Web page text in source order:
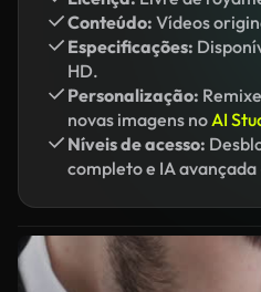
Conteúdo: Vídeos
Especificações:
HD.
Personalização:
novas imagens noAI
Níveis de acesso:
completo e IA